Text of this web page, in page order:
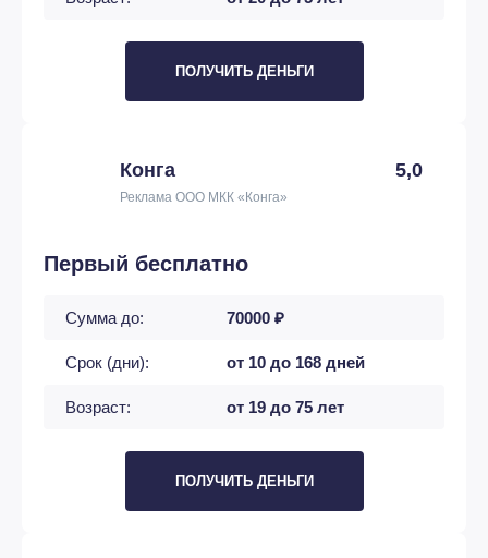
ПОЛУЧИТЬ ДЕНЬГИ
Конга 5,0
Реклама ООО МКК «Конга»
Первый бесплатно
Сумма до: 70000 ₽
Срок (дни): от 10 до 168 дней
Возраст: от 19 до 75 лет
ПОЛУЧИТЬ ДЕНЬГИ